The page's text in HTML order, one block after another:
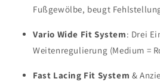
Fußgewölbe, beugt
Vario Wide Fit System: Drei
Weitenregulierung (Medium =
Fast Lacing Fit System &